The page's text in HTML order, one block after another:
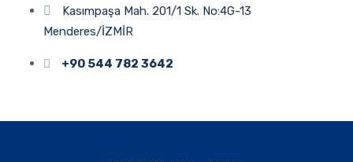
Kasımpaşa Mah. 201/1 Sk. No:4G-13
Menderes/İZMİR
+90 544 782 3642